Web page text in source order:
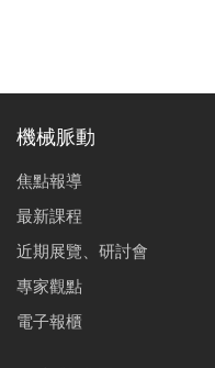
機械脈動
焦點報導
最新課程
近期展覽、研討會
專家觀點
電子報櫃